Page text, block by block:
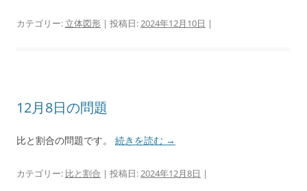
カテゴリー: 立体図形 | 投稿日:2024年12月10日 |
12月8日の問題
比と割合の問題です。 続きを読む →
カテゴリー: 比と割合 | 投稿日:2024年12月8日 |